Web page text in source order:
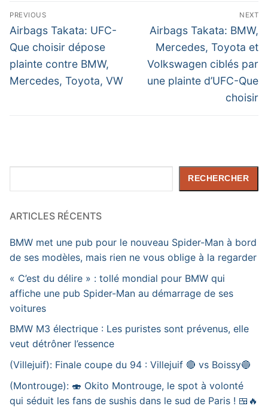
Navigation
de
l’article
PREVIOUS
Previous
post:
Airbags Takata: UFC-
Que choisir dépose
plainte contre BMW,
Mercedes, Toyota, VW
NEXT
Next
post:
Airbags Takata: BMW,
Mercedes, Toyota et
Volkswagen ciblés par
une plainte d’UFC-Que
choisir
RECHERCHER
ARTICLES RÉCENTS
BMW met une pub pour le nouveau Spider-Man à bord
de ses modèles, mais rien ne vous oblige à la regarder
« C’est du délire » : tollé mondial pour BMW qui
affiche une pub Spider-Man au démarrage de ses
voitures
BMW M3 électrique : Les puristes sont prévenus, elle
veut détrôner l’essence
(Villejuif): Finale coupe du 94 : Villejuif 🔴 vs Boissy🔵
(Montrouge): 🍣 Okito Montrouge, le spot à volonté
qui séduit les fans de sushis dans le sud de Paris ! 🍱🔥